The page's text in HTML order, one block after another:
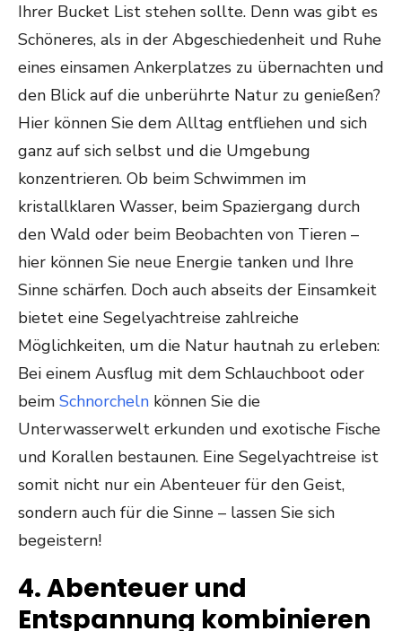
Ihrer Bucket List stehen sollte. Denn was gibt es
Schöneres, als in der Abgeschiedenheit und Ruhe
eines einsamen Ankerplatzes zu übernachten und
den Blick auf die unberührte Natur zu genießen?
Hier können Sie dem Alltag entfliehen und sich
ganz auf sich selbst und die Umgebung
konzentrieren. Ob beim Schwimmen im
kristallklaren Wasser, beim Spaziergang durch
den Wald oder beim Beobachten von Tieren –
hier können Sie neue Energie tanken und Ihre
Sinne schärfen. Doch auch abseits der Einsamkeit
bietet eine Segelyachtreise zahlreiche
Möglichkeiten, um die Natur hautnah zu erleben:
Bei einem Ausflug mit dem Schlauchboot oder
beim Schnorcheln können Sie die
Unterwasserwelt erkunden und exotische Fische
und Korallen bestaunen. Eine Segelyachtreise ist
somit nicht nur ein Abenteuer für den Geist,
sondern auch für die Sinne – lassen Sie sich
begeistern!
4. Abenteuer und
Entspannung kombinieren